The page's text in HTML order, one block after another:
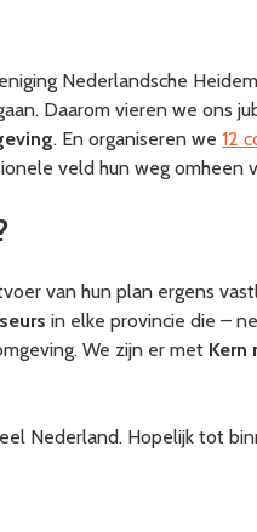
Nederlandsche
Daarom vieren we ons
. En organiseren we 12
veld hun weg omheen
van hun plan ergens
in elke provincie die –
We zijn er met Kern
Nederland. Hopelijk tot